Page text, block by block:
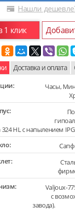
Нашли
1 клик
Доставка и оплата
Часы,
324 HL с напылением
Valjoux-
с
завода).